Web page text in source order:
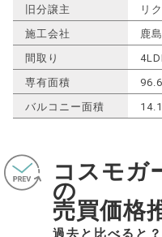
旧分譲主
リ
施工会社
鹿
間取り
専有面積
バルコニー面積
コスモガ
の
売買価格
過去と比べると？